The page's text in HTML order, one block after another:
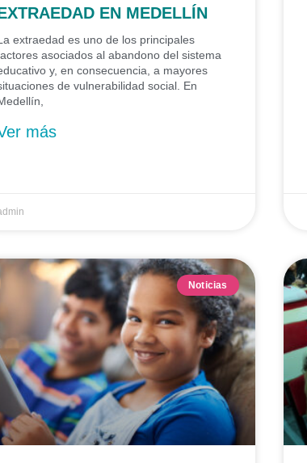
EN MEDELLÍN
extraedad es uno de los principales
asociados al abandono del sistema
y, en consecuencia, a mayores
de vulnerabilidad social. En
más
Noticias